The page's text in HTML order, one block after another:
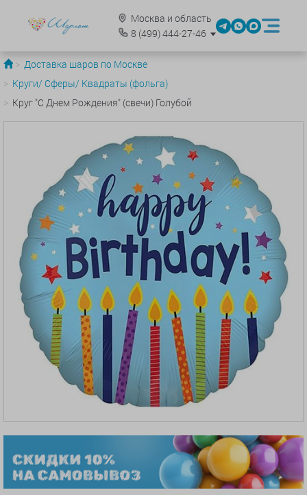
Москва и область
8 (499)444-27-46
Доставка шаров по Москве
Круги/ Сферы/ Квадраты (фольга)
Круг "С Днем Рождения" (свечи) Голубой